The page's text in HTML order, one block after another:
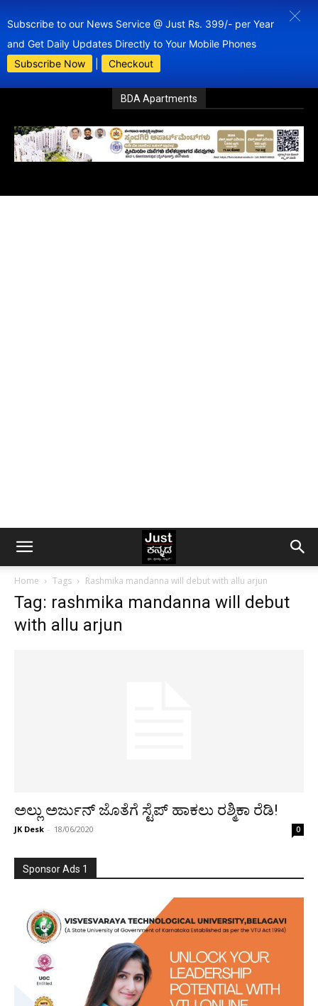
Subscribe to our News Service @ Just Rs. 399/- per Year
and Get Daily Updates Directly to Your Mobile Phones
Subscribe Now
Checkout
BDA Apartments
Home Tags Rashmika mandanna will debut with allu arjun
Tag: rashmika mandanna will debut
with allu arjun
ಅಲ್ಲು ಅರ್ಜುನ್ ಜೊತೆಗೆ ಸ್ಟೆಪ್ ಹಾಕಲು ರಶ್ಮಿಕಾ ರೆಡಿ!
JK Desk - 18/06/2020 0
Sponsor Ads 1